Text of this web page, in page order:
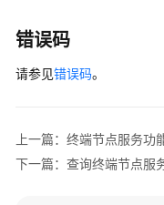
        );
new
错误码
请参见错误码。
上一篇：终端节点服务功
下一篇：查询终端节点